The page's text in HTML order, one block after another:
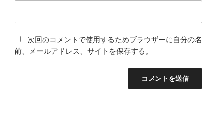
次回のコメントで使用するためブラウザーに自分の名
前、メールアドレス、サイトを保存する。